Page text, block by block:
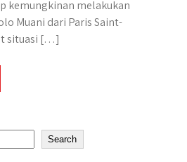
kemungkinan melakukan
Muani dari Paris Saint-
situasi […]
Search